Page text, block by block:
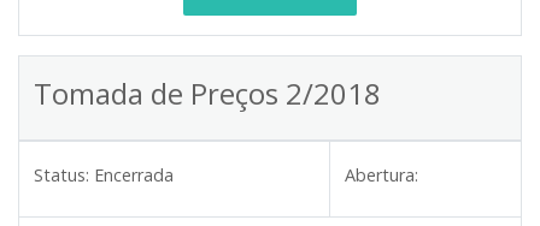
Tomada de Preços 2/2018
Status: Encerrada Abertura: